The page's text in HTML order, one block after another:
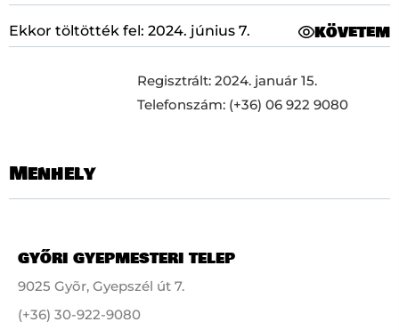
Ekkor töltötték fel: 2024. június 7. követem
Regisztrált: 2024. január 15.
Telefonszám: (+36) 06 922 9080
Menhely
GYŐRI GYEPMESTERI TELEP
9025 Gyõr, Gyepszél út 7.
(+36) 30-922-9080